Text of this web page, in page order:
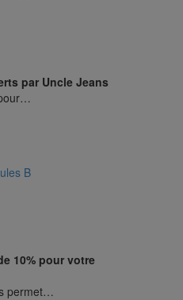
par Uncle Jeans
B
10% pour votre
permet…